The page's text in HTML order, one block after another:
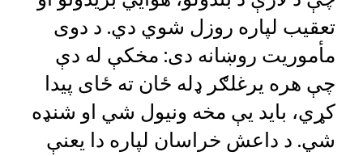
تعقیب لپاره روزل شوي دي. د دوی
مأموریت روښانه دی: مخکې له دې
چې هره یرغلګر ډله ځان ته ځای پیدا
کړي، باید یې مخه ونیول شي او شنډه
شي. د داعش خراسان لپاره دا یعنې